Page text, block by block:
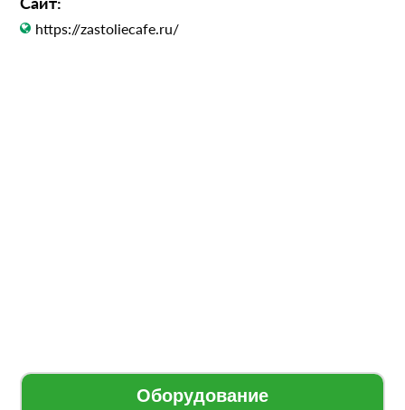
https://zastoliecafe.ru/
Оборудование